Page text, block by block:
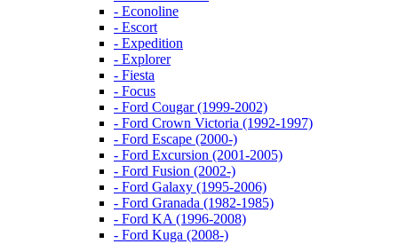
- Econoline
- Escort
- Expedition
- Explorer
- Fiesta
- Focus
- Ford Cougar (1999-2002)
- Ford Crown Victoria (1992-1997)
- Ford Escape (2000-)
- Ford Excursion (2001-2005)
- Ford Fusion (2002-)
- Ford Galaxy (1995-2006)
- Ford Granada (1982-1985)
- Ford KA (1996-2008)
- Ford Kuga (2008-)